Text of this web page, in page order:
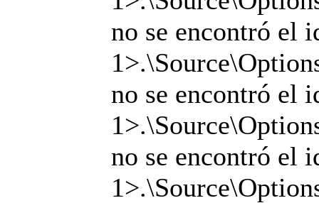
no se encontró el
no se encontró el
no se encontró el